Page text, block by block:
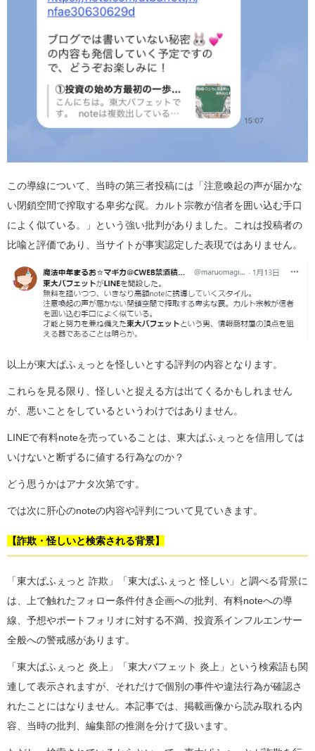
この導線について、当時の第三者投稿には「注意喚起の声が届かな
い閉鎖空間で搾取する卑劣な罠。カルト宗教が信者を囲い込む手口
によく似ている。」という強い批判がありました。これは投稿者の
比喩と評価であり、当サイトが事実認定した表現ではありません。
以上が東大ぱふぇっとを怪しいとする評判の内容となります。
これらを見る限り、怪しいと捉える方は出てくるかもしれません
が、悪いことをしているというわけではありません。
LINEで有料noteを売っていることは、東大ぱふぇっとを信用しては
いけないと断ずるに値する行為なのか？
どう思うかはアナタ次第です。
では次に肝心のnoteの内容や評判について見ていきます。
【詐欺・怪しいと検索される背景】
「東大ぱふぇっと 詐欺」「東大ぱふぇっと 怪しい」と調べる背景に
は、上で触れたフォロー条件付き企画への批判、有料noteへの導
線、予想やポートフォリオに対する不満、投資系インフルエンサー
全般への警戒感があります。
「東大ぱふぇっと 炎上」「東大バフェット 炎上」という検索語も関
連して表示されますが、それだけで個別の事件や違法行為が確認さ
れたことにはなりません。本記事では、掲載画像から読み取れる内
容、当時の批判、編集部の推測を分けて扱います。